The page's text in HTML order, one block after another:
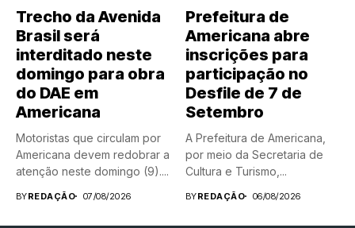
Trecho da Avenida
Brasil será
interditado neste
domingo para obra
do DAE em
Americana
Motoristas que circulam por
Americana devem redobrar a
atenção neste domingo (9)....
BYREDAÇÃO 07/08/2026
Prefeitura de
Americana abre
inscrições para
participação no
Desfile de 7 de
Setembro
A Prefeitura de Americana,
por meio da Secretaria de
Cultura e Turismo,...
BYREDAÇÃO 06/08/2026